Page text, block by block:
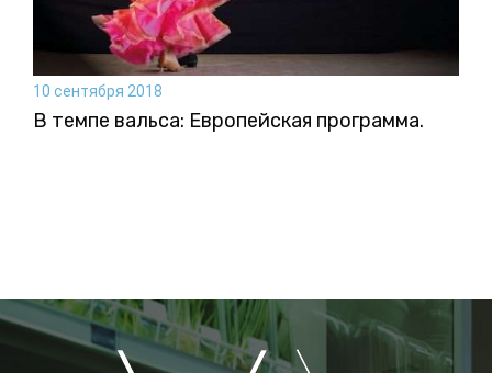
10 сентября 2018
В темпе вальса: Европейская программа.